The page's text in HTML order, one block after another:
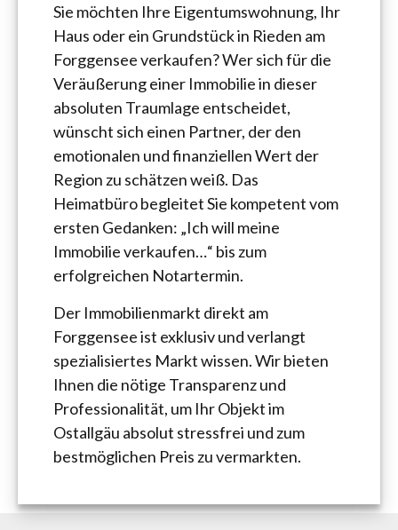
Sie möchten Ihre Eigentumswohnung, Ihr
Haus oder ein Grundstück in Rieden am
Forggensee verkaufen? Wer sich für die
Veräußerung einer Immobilie in dieser
absoluten Traumlage entscheidet,
wünscht sich einen Partner, der den
emotionalen und finanziellen Wert der
Region zu schätzen weiß. Das
Heimatbüro begleitet Sie kompetent vom
ersten Gedanken: „Ich will meine
Immobilie verkaufen…“ bis zum
erfolgreichen Notartermin.
Der Immobilienmarkt direkt am
Forggensee ist exklusiv und verlangt
spezialisiertes Markt wissen. Wir bieten
Ihnen die nötige Transparenz und
Professionalität, um Ihr Objekt im
Ostallgäu absolut stressfrei und zum
bestmöglichen Preis zu vermarkten.